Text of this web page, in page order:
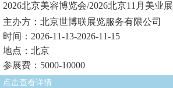
2026北京美容博览会/2026北京11月美业展
主办方：北京世博联展览服务有限公司
时间：2026-11-13-2026-11-15
地点：北京
参展费：5000-10000
点击查看详情